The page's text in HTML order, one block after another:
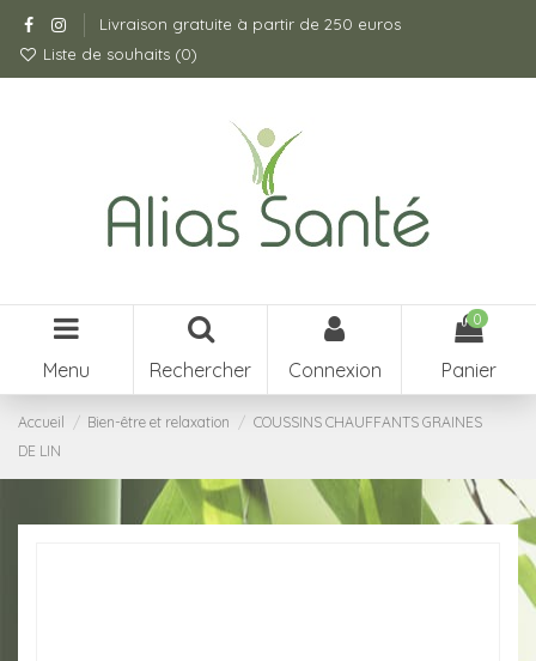
Livraison gratuite à partir de 250 euros
Liste de souhaits (0)
Menu Rechercher Connexion
0
Panier
Accueil Bien-être et relaxation
COUSSINS CHAUFFANTS GRAINES
DE LIN